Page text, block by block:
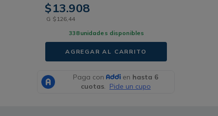
$13.908
G $ 126,44
338 unidades disponibles
AGREGAR AL CARRITO